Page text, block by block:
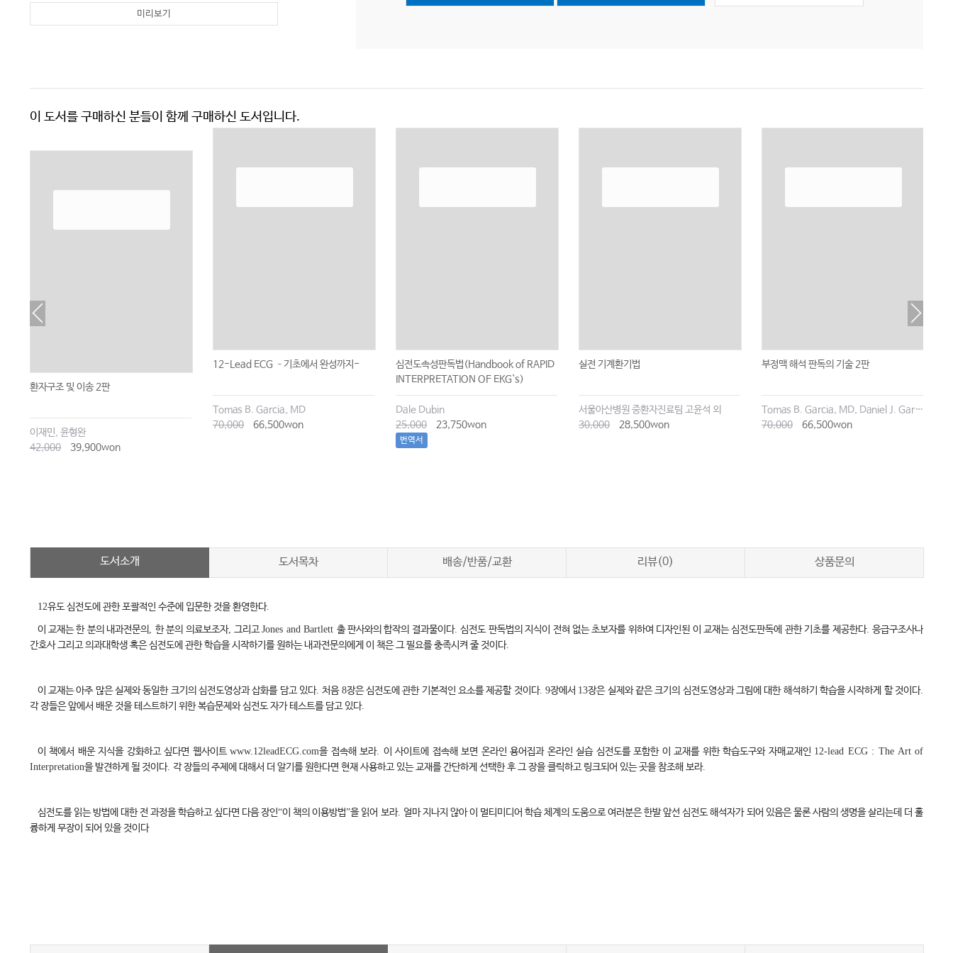
미리보기
이 도서를 구매하신 분들이 함께 구매하신 도서입니다.
환자구조 및 이송 2판
이재민, 윤형완
42,000
39,900won
12-Lead ECG –기초에서 완성까지-
Tomas B. Garcia, MD
70,000
66,500won
심전도속성판독법(Handbook of RAPID
INTERPRETATION OF EKG`s)
Dale Dubin
25,000
23,750won
번역서
실전 기계환기법
서울아산병원 중환자진료팀 고윤석 외
30,000
28,500won
부정맥 해석 판독의 기술 2판
Tomas B. Garcia, MD, Daniel J. Garcia
70,000
66,500won
도서소개 도서목차 배송/반품/교환 리뷰(0) 상품문의
12유도 심전도에 관한 포괄적인 수준에 입문한 것을 환영한다.
이 교재는 한 분의 내과전문의 , 한 분의 의료보조자, 그리고Jones and Bartlett 출 판사와의 합작의 결과물이다.심전도 판독법의 지식이 전혀 없는 초보자를 위하여 디자인된 이 교재는 심전도판독에 관한 기초를 제공한다.응급구조사나
간호사 그리고 의과대학생 혹은 심전도에 관한 학습을 시작하기를 원하는 내과전문의에게 이 책은 그 필요를 충족시켜 줄 것이다.
이 교재는 아주 많은 실제와 동일한 크기의 심전도영상과 삽화를 담고 있다.처음 8장은 심전도에 관한 기본적인 요소를 제공할 것이다. 9장에서 13장은 실제와 같은 크기의 심전도영상과 그림에 대한 해석하기 학습을 시작하게 할 것이다.
각 장들은 앞에서 배운 것을 테스트하기 위한 복습문제와 심전도 자가 테스트를 담고 있다.
이 책에서 배운 지식을 강화하고 싶다면 웹사이트www.12leadECG.com을 접속해 보라. 이 사이트에 접속해 보면 온라인 용어집과 온라인 실습 심전도를 포함한 이 교재를 위한 학습도구와 자매교재인 12-lead ECG : The Art of
Interpretation을 발견하게 될 것이다. 각 장들의 주제에 대해서 더 알기를 원한다면 현재 사용하고 있는 교재를 간단하게 선택한 후 그 장을 클릭하고 링크되어 있는 곳을 참조해 보라.
심전도를 읽는 방법에 대한 전 과정을 학습하고 싶다면 다음 장인“이 책의 이용방법”을 읽어 보라. 얼마 지나지 않아 이 멀티미디어 학습 체계의 도움으로 여러분은 한발 앞선 심전도 해석자가 되어 있음은 물론 사람의 생명을 살리는데 더 훌
륭하게 무장이 되어 있을 것이다